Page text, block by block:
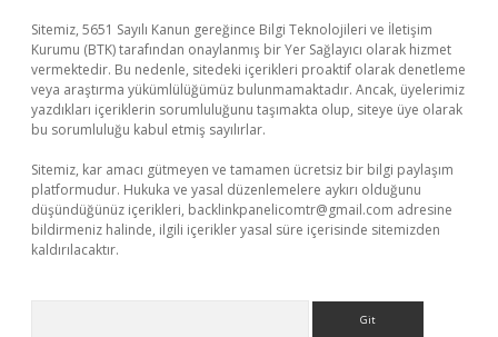
Sitemiz, 5651 Sayılı Kanun gereğince Bilgi Teknolojileri ve İletişim
Kurumu (BTK) tarafından onaylanmış bir Yer Sağlayıcı olarak hizmet
vermektedir. Bu nedenle, sitedeki içerikleri proaktif olarak denetleme
veya araştırma yükümlülüğümüz bulunmamaktadır. Ancak, üyelerimiz
yazdıkları içeriklerin sorumluluğunu taşımakta olup, siteye üye olarak
bu sorumluluğu kabul etmiş sayılırlar.
Sitemiz, kar amacı gütmeyen ve tamamen ücretsiz bir bilgi paylaşım
platformudur. Hukuka ve yasal düzenlemelere aykırı olduğunu
düşündüğünüz içerikleri, backlinkpanelicomtr@gmail.com adresine
bildirmeniz halinde, ilgili içerikler yasal süre içerisinde sitemizden
kaldırılacaktır.